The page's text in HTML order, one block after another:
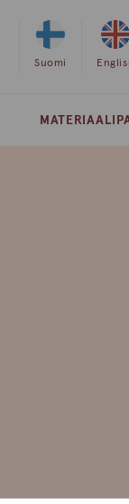
Valitse
Suomi